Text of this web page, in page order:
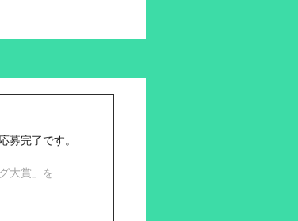
完了です。
大賞」を